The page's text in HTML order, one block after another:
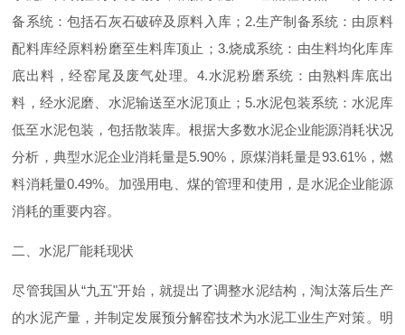
备系统：包括石灰石破碎及原料入库； 2.生产制备系统：由原料
配料库经原料粉磨至生料库顶止 ； 3.烧成系统：由生料均化库库
底出料，经窑尾及废气处理。4.水泥粉磨系统：由熟料库底出
料，经水泥磨、水泥输送至水泥顶止 ； 5.水泥包装系统：水泥库
低至水泥包装，包括散装库。根据大多数水泥企业能源消耗状况
分析，典型水泥企业消耗量是5.90% ，原煤消耗量是93.61%，燃
料消耗量0.49%。加强用电、煤的管理和使用，是水泥企业能源
消耗的重要内容。
二、水泥厂能耗现状
尽管我国从“九五"开始，就提出了调整水泥结构，淘汰落后生产
的水泥产量，并制定发展预分解窑技术为水泥工业生产对策。明